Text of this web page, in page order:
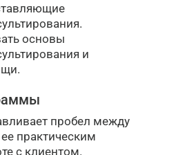
основы
и
пробел между
практическим
с клиентом.